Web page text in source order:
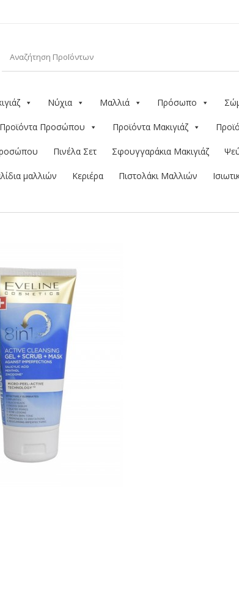
Νύχια Μαλλιά Πρόσωπο
Προϊόντα Προσώπου Προϊόντα Μακιγιάζ
Πινέλα Σετ Σφουγγαράκια Μακιγιάζ
μαλλιών Κεριέρα Πιστολάκι Μαλλιών